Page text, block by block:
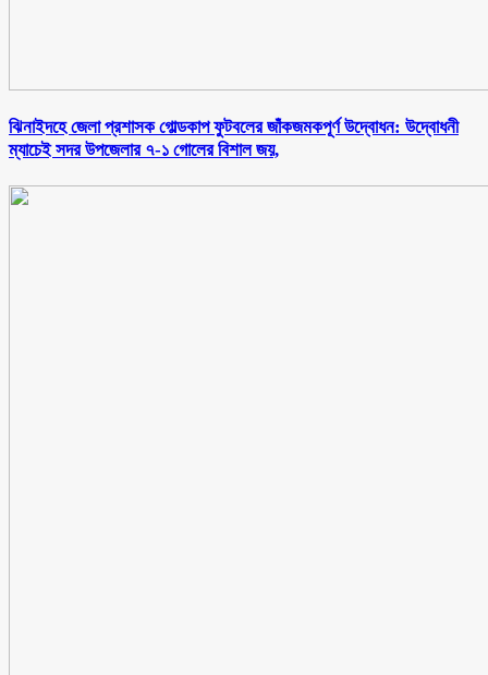
ঝিনাইদহে জেলা প্রশাসক গোল্ডকাপ ফুটবলের জাঁকজমকপূর্ণ উদ্বোধন: উদ্বোধনী
ম্যাচেই সদর উপজেলার ৭-১ গোলের বিশাল জয়,